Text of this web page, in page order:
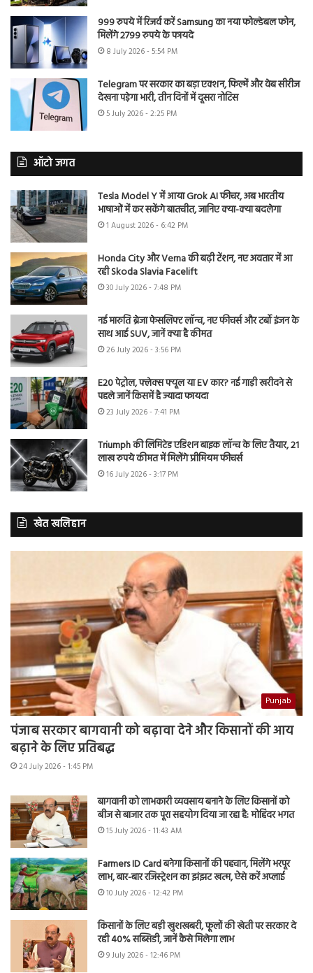
999 रुपये में रिजर्व करें Samsung का नया फोल्डेबल फोन,
मिलेंगे 2799 रुपये के फायदे
8 July 2026 - 5:54 PM
Telegram पर सरकार का बड़ा एक्शन, फिल्में और वेब सीरीज
देखना पड़ेगा भारी, तीन दिनों में दूसरा नोटिस
5 July 2026 - 2:25 PM
ऑटो जगत
Tesla Model Y में आया Grok AI फीचर, अब भारतीय
भाषाओं में कर सकेंगे बातचीत, जानिए क्या-क्या बदलेगा
1 August 2026 - 6:42 PM
Honda City और Verna की बढ़ी टेंशन, नए अवतार में आ
रही Skoda Slavia Facelift
30 July 2026 - 7:48 PM
नई मारुति ब्रेजा फेसलिफ्ट लॉन्च, नए फीचर्स और टर्बो इंजन के
साथ आई SUV, जानें क्या है कीमत
26 July 2026 - 3:56 PM
E20 पेट्रोल, फ्लेक्स फ्यूल या EV कार? नई गाड़ी खरीदने से
पहले जानें किसमें है ज्यादा फायदा
23 July 2026 - 7:41 PM
Triumph की लिमिटेड एडिशन बाइक लॉन्च के लिए तैयार, 21
लाख रुपये कीमत में मिलेंगे प्रीमियम फीचर्स
16 July 2026 - 3:17 PM
खेत खलिहान
Punjab
पंजाब सरकार बागवानी को बढ़ावा देने और किसानों की आय
बढ़ाने के लिए प्रतिबद्ध
24 July 2026 - 1:45 PM
बागवानी को लाभकारी व्यवसाय बनाने के लिए किसानों को
बीज से बाजार तक पूरा सहयोग दिया जा रहा है: मोहिंदर भगत
15 July 2026 - 11:43 AM
Farmers ID Card बनेगा किसानों की पहचान, मिलेंगे भरपूर
लाभ, बार-बार रजिस्ट्रेशन का झंझट खत्म, ऐसे करें अप्लाई
10 July 2026 - 12:42 PM
किसानों के लिए बड़ी खुशखबरी, फूलों की खेती पर सरकार दे
रही 40% सब्सिडी, जानें कैसे मिलेगा लाभ
9 July 2026 - 12:46 PM